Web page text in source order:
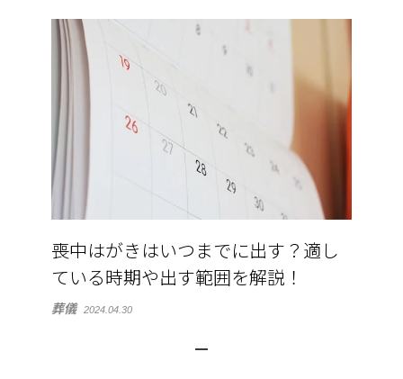
喪中はがきはいつまでに出す？適し
ている時期や出す範囲を解説！
葬儀 2024.04.30